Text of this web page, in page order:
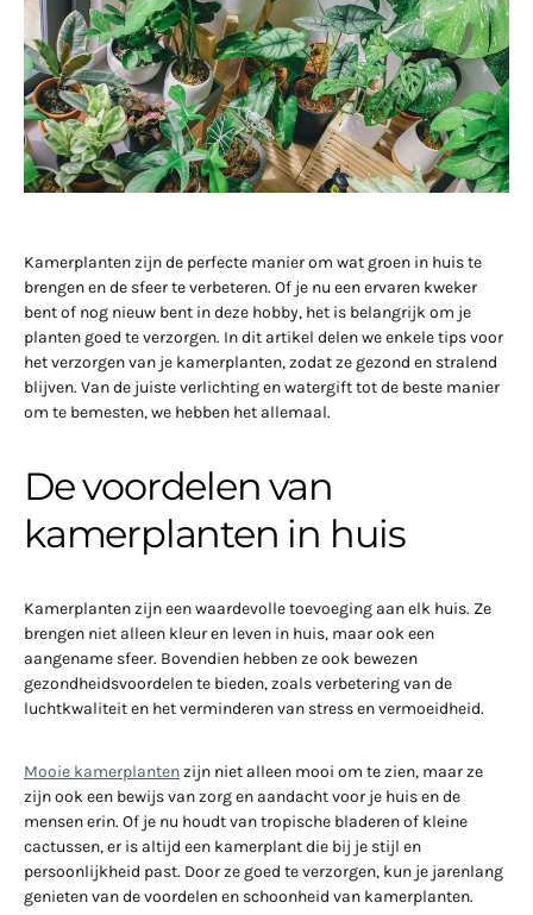
Kamerplanten zijn de perfecte manier om wat groen in huis te
brengen en de sfeer te verbeteren. Of je nu een ervaren kweker
bent of nog nieuw bent in deze hobby, het is belangrijk om je
planten goed te verzorgen. In dit artikel delen we enkele tips voor
het verzorgen van je kamerplanten, zodat ze gezond en stralend
blijven. Van de juiste verlichting en watergift tot de beste manier
om te bemesten, we hebben het allemaal.
De voordelen van
kamerplanten in huis
Kamerplanten zijn een waardevolle toevoeging aan elk huis. Ze
brengen niet alleen kleur en leven in huis, maar ook een
aangename sfeer. Bovendien hebben ze ook bewezen
gezondheidsvoordelen te bieden, zoals verbetering van de
luchtkwaliteit en het verminderen van stress en vermoeidheid.
Mooie kamerplantenzijn niet alleen mooi om te zien, maar ze
zijn ook een bewijs van zorg en aandacht voor je huis en de
mensen erin. Of je nu houdt van tropische bladeren of kleine
cactussen, er is altijd een kamerplant die bij je stijl en
persoonlijkheid past. Door ze goed te verzorgen, kun je jarenlang
genieten van de voordelen en schoonheid van kamerplanten.